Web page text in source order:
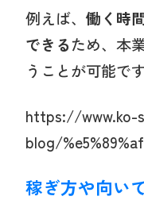
例えば、 働く時
できるため、本
うことが可能です
https://www.ko-
blog/
稼ぎ方や向い